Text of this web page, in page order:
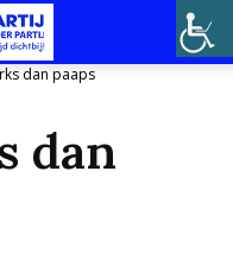
dan paaps
dan